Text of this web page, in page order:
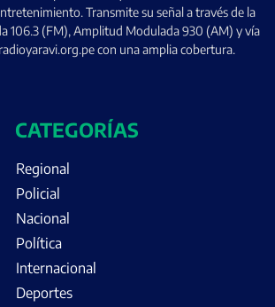
Transmite su señal a través de la
106.3 (FM), Amplitud Modulada 930 (AM) y vía
con una amplia cobertura.
CATEGORÍAS
Regional
Policial
Nacional
Política
Internacional
Deportes